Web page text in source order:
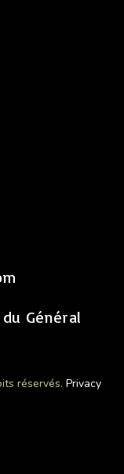
Général
réservés. Privacy